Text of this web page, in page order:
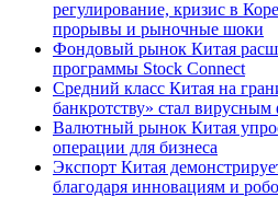
регулирование, кризис в
прорывы и рыночные шоки
Фондовый рынок Китая
программы Stock Connect
Средний класс Китая на
банкротству» стал
Валютный рынок Китая
операции для бизнеса
Экспорт Китая
благодаря инновациям и